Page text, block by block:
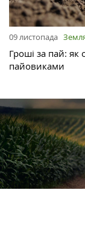
09 листопада
Гроші за пай: як
пайовиками